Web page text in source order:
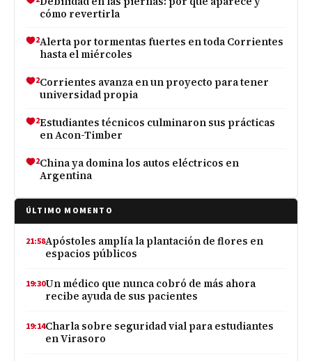
cómo revertirla
2Alerta por tormentas fuertes en toda Corrientes
hasta el miércoles
2Corrientes avanza en un proyecto para tener
universidad propia
2Estudiantes técnicos culminaron sus prácticas
en Acon-Timber
2China ya domina los autos eléctricos en
Argentina
ÚLTIMO MOMENTO
21:58Apóstoles amplía la plantación de flores en
espacios públicos
19:30Un médico que nunca cobró de más ahora
recibe ayuda de sus pacientes
19:14Charla sobre seguridad vial para estudiantes
en Virasoro